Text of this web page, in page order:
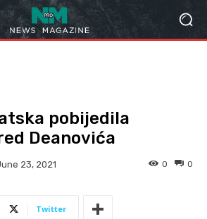
pobijedila
Deanovića
23, 2021 0
0
Twitter